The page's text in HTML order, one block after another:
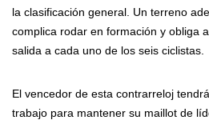
la clasificación general. Un terreno
complica rodar en formación y obliga
salida a cada uno de los seis ciclistas.
El vencedor de esta contrarreloj
trabajo para mantener su maillot de